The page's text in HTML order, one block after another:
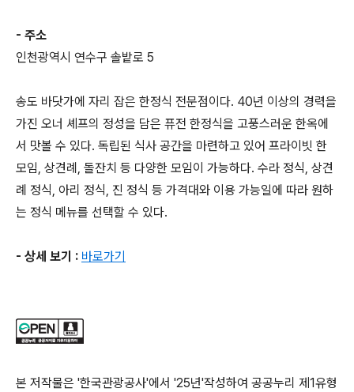
- 주소
인천광역시 연수구 솔밭로 5
송도 바닷가에 자리 잡은 한정식 전문점이다. 40년 이상의 경력을
가진 오너 셰프의 정성을 담은 퓨전 한정식을 고풍스러운 한옥에
서 맛볼 수 있다. 독립된 식사 공간을 마련하고 있어 프라이빗 한
모임, 상견례, 돌잔치 등 다양한 모임이 가능하다. 수라 정식, 상견
례 정식, 아리 정식, 진 정식 등 가격대와 이용 가능일에 따라 원하
는 정식 메뉴를 선택할 수 있다.
- 상세 보기 : 바로가기
본 저작물은 '한국관광공사'에서 '25년'작성하여 공공누리 제1유형